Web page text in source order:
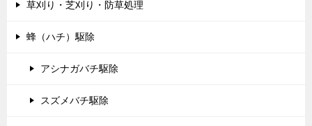
草刈り・芝刈り・防草処理
蜂（ハチ）駆除
アシナガバチ駆除
スズメバチ駆除